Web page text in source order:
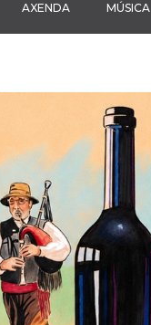
AXENDA MÚSICA